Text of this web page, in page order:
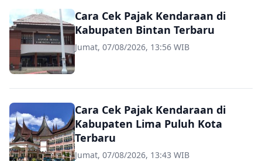
Cara Cek Pajak Kendaraan di
Kabupaten Bintan Terbaru
Jumat, 07/08/2026, 13:56 WIB
Cara Cek Pajak Kendaraan di
Kabupaten Lima Puluh Kota
Terbaru
Jumat, 07/08/2026, 13:43 WIB